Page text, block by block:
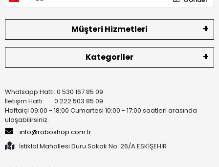
Müşteri Hizmetleri
Kategoriler
Whatsapp Hattı: 0 530 167 85 09
İletişim Hattı: 0 222 503 85 09
Haftaiçi 09:00 - 18:00 Cumartesi 10:00 - 17:00 saatleri arasında
ulaşabilirsiniz.
info@roboshop.com.tr
İstiklal Mahallesi Duru Sokak No: 26/A ESKİŞEHİR